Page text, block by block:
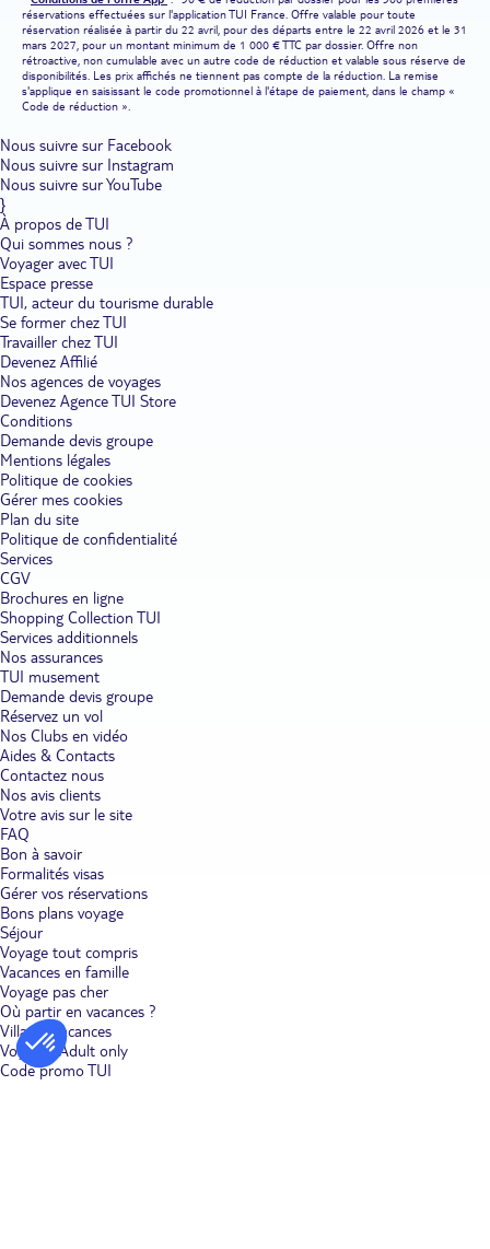
réservations effectuées sur l'application TUI France. Offre valable pour toute
réservation réalisée à partir du 22 avril, pour des départs entre le 22 avril 2026 et le 31
mars 2027, pour un montant minimum de 1 000 € TTC par dossier. Offre non
rétroactive, non cumulable avec un autre code de réduction et valable sous réserve de
disponibilités. Les prix affichés ne tiennent pas compte de la réduction. La remise
s'applique en saisissant le code promotionnel à l'étape de paiement, dans le champ «
Code de réduction ».
Nous suivre sur Facebook
Nous suivre sur Instagram
Nous suivre sur YouTube
}
À propos de TUI
Qui sommes nous ?
Voyager avec TUI
Espace presse
TUI, acteur du tourisme durable
Se former chez TUI
Travailler chez TUI
Devenez Affilié
Nos agences de voyages
Devenez Agence TUI Store
Conditions
Demande devis groupe
Mentions légales
Politique de cookies
Gérer mes cookies
Plan du site
Politique de confidentialité
Services
CGV
Brochures en ligne
Shopping Collection TUI
Services additionnels
Nos assurances
TUI musement
Demande devis groupe
Réservez un vol
Nos Clubs en vidéo
Aides & Contacts
Contactez nous
Nos avis clients
Votre avis sur le site
FAQ
Bon à savoir
Formalités visas
Gérer vos réservations
Bons plans voyage
Séjour
Voyage tout compris
Vacances en famille
Voyage pas cher
Où partir en vacances ?
Villages vacances
Voyages Adult only
Code promo TUI